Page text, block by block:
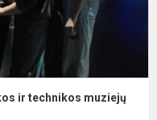
ir technikos muziejų